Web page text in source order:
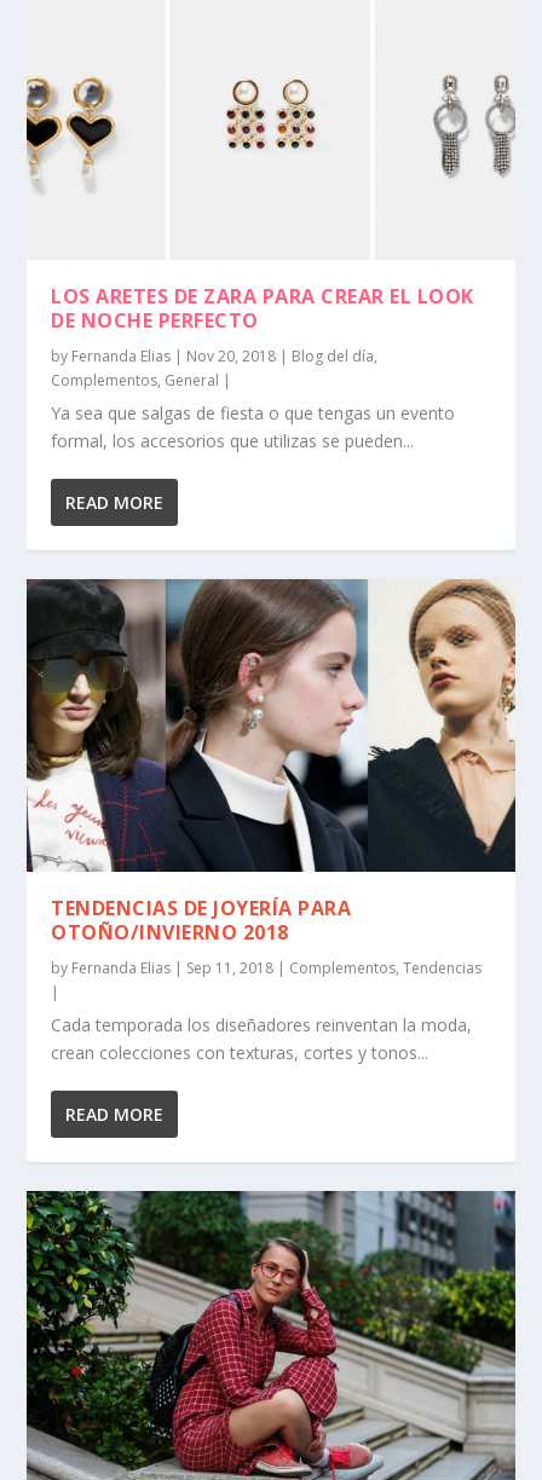
LOS ARETES DE ZARA PARA CREAR EL LOOK
DE NOCHE PERFECTO
by Fernanda Elias | Nov 20, 2018 | Blog del día,
Complementos, General |
Ya sea que salgas de fiesta o que tengas un evento
formal, los accesorios que utilizas se pueden...
READ MORE
TENDENCIAS DE JOYERÍA PARA
OTOÑO/INVIERNO 2018
by Fernanda Elias | Sep 11, 2018 | Complementos,Tendencias
|
Cada temporada los diseñadores reinventan la moda,
crean colecciones con texturas, cortes y tonos...
READ MORE